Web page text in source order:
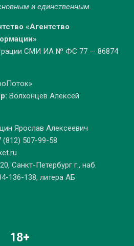
и единственным.
«Агентство
СМИ ИА № ФС 77 — 86874
Волхонцев Алексей
Ярослав Алексеевич
(812) 507-99-58
Санкт-Петербург г., наб.
136-138, литера АБ
18+